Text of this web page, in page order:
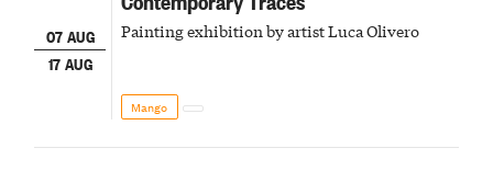
07 AUG
17 AUG
Painting exhibition by artist Luca Olivero
Mango